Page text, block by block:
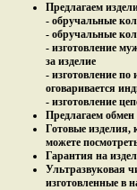
Предлагаем
- обручальные
- обручальные
- изготовление
за изделие
- изготовление
оговаривается
- изготовление
Предлагаем
Готовые изделия,
можете
Гарантия на
Ультразвуковая
изготовленные в